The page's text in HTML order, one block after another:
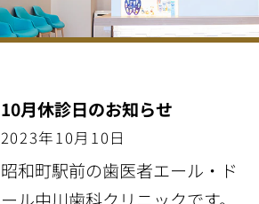
10月休診日のお知らせ
2023年10月10日
昭和町駅前の歯医者エール・ド